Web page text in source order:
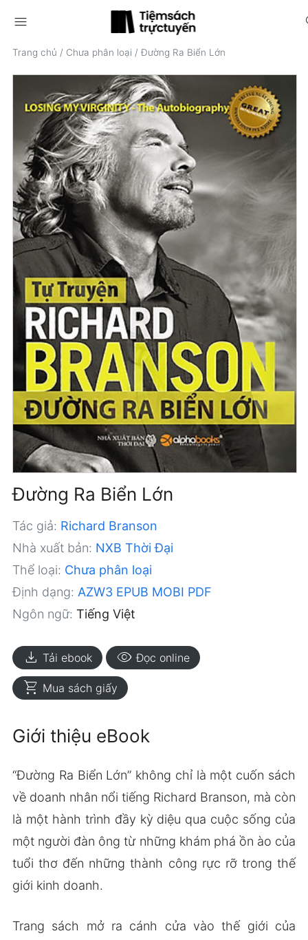
menu
Trang chủ / Chưa phân loại / Đường Ra Biển Lớn
Đường Ra Biển Lớn
Tác giả: Richard Branson
Nhà xuất bản: NXB Thời Đại
Thể loại: Chưa phân loại
Định dạng: AZW3 EPUB MOBI PDF
Ngôn ngữ: Tiếng Việt
download Tải ebook visibility Đọc online
shopping_cart Mua sách giấy
Giới thiệu eBook
“Đường Ra Biển Lớn” không chỉ là một cuốn sách
về doanh nhân nổi tiếng Richard Branson, mà còn
là một hành trình đầy kỳ diệu qua cuộc sống của
một người đàn ông từ những khám phá ồn ào của
tuổi thơ đến những thành công rực rỡ trong thế
giới kinh doanh.
Trang sách mở ra cánh cửa vào thế giới của